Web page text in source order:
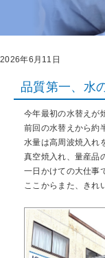
2026年6月11日
品質第一、水
今年最初の水替えが
前回の水替えから約
水量は高周波焼入れ
真空焼入れ、量産品
一日かけての大仕事
ここからまた、きれ